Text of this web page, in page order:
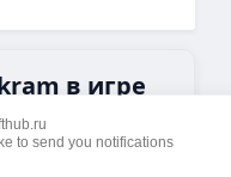
в игре
to send you notifications